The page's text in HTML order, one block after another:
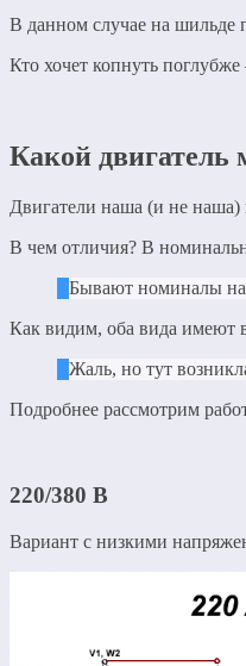
В данном случае на шильде
Кто хочет копнуть
Какой двигатель
Двигатели наша (и не
В чем отличия? В
Бывают номиналы на
Как видим, оба вида имеют
Жаль, но тут
Подробнее рассмотрим
220/380 В
Вариант с низкими